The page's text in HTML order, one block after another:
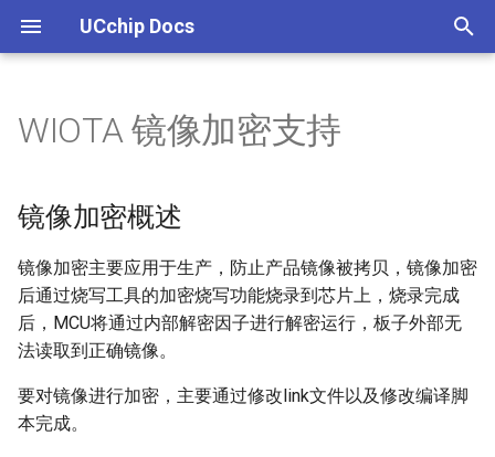
UCchip Docs
a
i
z
i
UCCHIP IDE 安装
编译下载
LINUX下载
调试
UC8088 UC8088系列介绍
UC8088存储结构
UC8088时钟树
外设
PWM
CAN
I2C
UC8088 GPRS AT 固件列表
GPRS AT命令集
GPRS AT命令示例
UCM800
UCM800介绍
UCM868
UCM868介绍
UCM802
UCM802介绍
UC8088 GNSS通信协议
RMC信息
VTG信息
UC8188
UC8188介绍
UCM108E
UCM108E介绍
UC8688 UHF通信协议
UCM601
UCM601
UCM601C
UCM601C介绍
UCM601NC
UCM601NC介绍
UCM606L
ucm606L介绍
UCM608
UCM608介绍
UCM608H介绍
WIOTA INTRODUCE
WIOTA Excellen
UC8288
WIOTA 下载软件(固件v0.12)
UC烧写工具(固件v0.13)
DTU串口工具
WIOTA AT测试概述
WIOTA 同步终端扫频
WIOTA 同步按键控制收发
WIOTA 同步数据收发
WIOTA 同步终端数据保存
WIOTA ASYNC 数据收发
WIOTA UBOOT 操作指南
WIOTA UBOOT 去除
WIOTA UBOOT API
WIOTA UBOOT AT
WIOTA STATIC DATA概述和
WIoTa用户静态数据读写说明
WIOTA 概述
WIOTA 二次开发环境搭建
WIOTA 帧结构
WIOTA AP 评估板
WIOTA AP API
WIOTA AP AT
WIOTA AP 基带版本校验
WIOTA IOTE 评估板
WIOTA IOTE API
WIOTA IOTE AT
WIOTA IOTE 自动管理
WIOTA ASYNC AT测试概述
WIOTA ASYNC GUIDE
WIOTA ASYNC API
WIOTA ASYNC AT
ADC
DAC
I2C
GPIO/PIN
PWM
RTC
ADC
DAC
I2C
GPIO/PIN
PWM
RTC
镜像加密概述
修改link文件
修改编译脚本
加密烧写概述
① 密文烧写
② 密文烧写
DTU新手入门
DTU镜像下载和配置
DTU功能
DTU低功耗
DTU与上位机通信协议
WIOTA 镜像加密支持
镜像加密概述
镜像加密主要应用于生产，防止产品镜像被拷贝，镜像加密
后通过烧写工具的加密烧写功能烧录到芯片上，烧录完成
后，MCU将通过内部解密因子进行解密运行，板子外部无
法读取到正确镜像。
要对镜像进行加密，主要通过修改link文件以及修改编译脚
本完成。